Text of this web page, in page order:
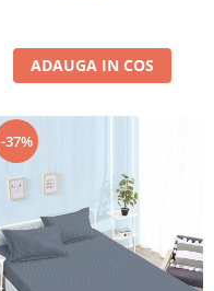
ADAUGA IN COS
-37%